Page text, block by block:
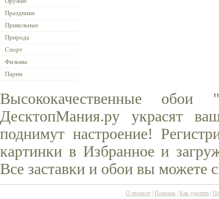
Праздники
Прикольные
Природа
Спорт
Фильмы
Парни
Высококачественные
ДесктопМания.ру украсят
поднимут настроение!
картинки в Избранное и
Все заставки и обои вы можете
О проекте Помощь Как удалить